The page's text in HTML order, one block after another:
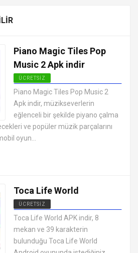
Piano Magic Tiles Pop
Music 2 Apk indir
ÜCRETSIZ
EN İYI ANDROID APK OYUNLARI
ÜCRETSIZ
Piano Magic Tiles Pop Music 2
Apk indir, müzikseverlerin
eğlenceli bir şekilde piyano çalma
ve popüler müzik parçalarını
oyun...
Toca Life World
ÜCRETSIZ
EN İYI ANDROID APK OYUNLARI
ÜCRETSIZ
Toca Life World APK indir, 8
mekan ve 39 karakterin
bulunduğu Toca Life World